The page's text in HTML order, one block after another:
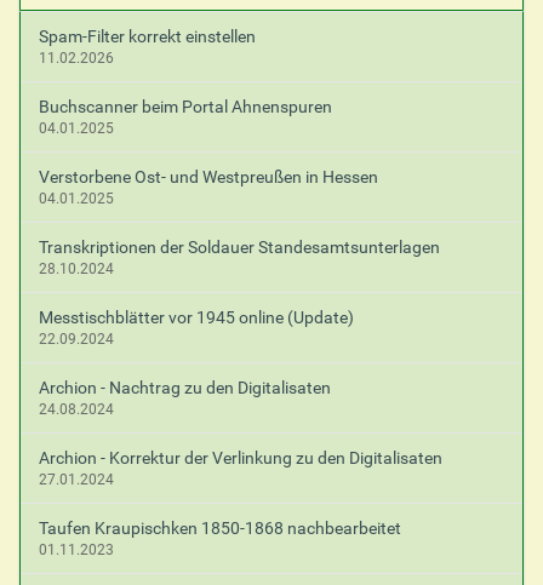
h
A
k
o
e
n
Spam-Filter korrekt einstellen
11.02.2026
Buchscanner beim Portal Ahnenspuren
04.01.2025
Verstorbene Ost- und Westpreußen in Hessen
04.01.2025
Transkriptionen der Soldauer Standesamtsunterlagen
28.10.2024
Messtischblätter vor 1945 online (Update)
22.09.2024
Archion - Nachtrag zu den Digitalisaten
24.08.2024
Archion - Korrektur der Verlinkung zu den Digitalisaten
27.01.2024
Taufen Kraupischken 1850-1868 nachbearbeitet
01.11.2023